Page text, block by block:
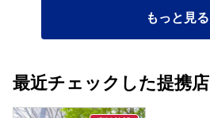
もっと見る
最近チェックした提携店